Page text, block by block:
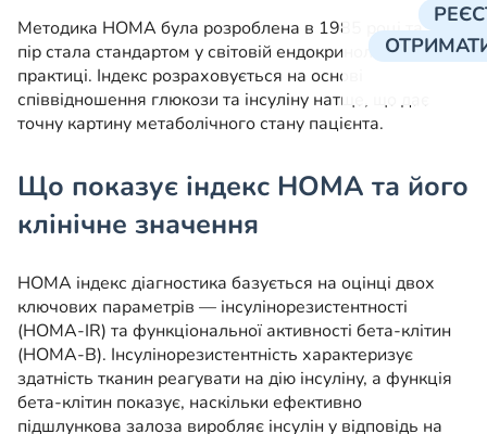
Методика HOMA була розроблена в 1985 році та з тих
пір стала стандартом у світовій ендокринологічній
практиці. Індекс розраховується на основі
співвідношення глюкози та інсуліну натще, що дає
точну картину метаболічного стану пацієнта.
Що показує індекс HOMA та його
клінічне значення
HOMA індекс діагностика базується на оцінці двох
ключових параметрів — інсулінорезистентності
(HOMA-IR) та функціональної активності бета-клітин
(HOMA-B). Інсулінорезистентність характеризує
здатність тканин реагувати на дію інсуліну, а функція
бета-клітин показує, наскільки ефективно
підшлункова залоза виробляє інсулін у відповідь на